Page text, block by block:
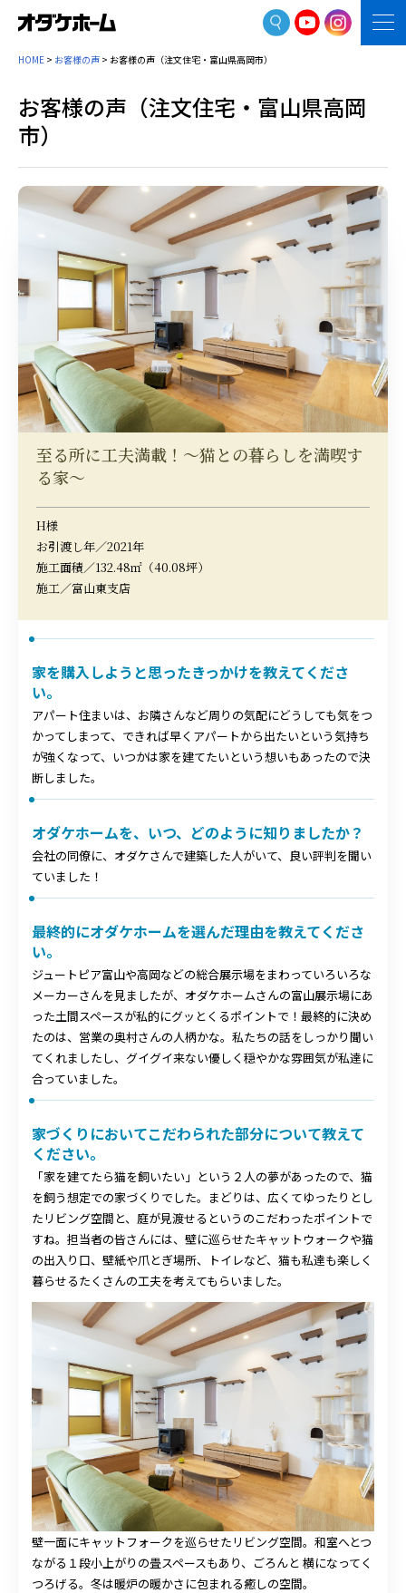
HOME > お客様の声 > お客様の声（注文住宅・富山県高岡市）
お客様の声（注文住宅・富山県高岡
市）
至る所に工夫満載！～猫との暮らしを満喫す
る家～
H様
お引渡し年／2021年
施工面積／132.48㎡（40.08坪）
施工／富山東支店
家を購入しようと思ったきっかけを教えてくださ
い。
アパート住まいは、お隣さんなど周りの気配にどうしても気をつ
かってしまって、できれば早くアパートから出たいという気持ち
が強くなって、いつかは家を建てたいという想いもあったので決
断しました。
オダケホームを、いつ、どのように知りましたか？
会社の同僚に、オダケさんで建築した人がいて、良い評判を聞い
ていました！
最終的にオダケホームを選んだ理由を教えてくださ
い。
ジュートピア富山や高岡などの総合展示場をまわっていろいろな
メーカーさんを見ましたが、オダケホームさんの富山展示場にあ
った土間スペースが私的にグッとくるポイントで！最終的に決め
たのは、営業の奥村さんの人柄かな。私たちの話をしっかり聞い
てくれましたし、グイグイ来ない優しく穏やかな雰囲気が私達に
合っていました。
家づくりにおいてこだわられた部分について教えて
ください。
「家を建てたら猫を飼いたい」という２人の夢があったので、猫
を飼う想定での家づくりでした。まどりは、広くてゆったりとし
たリビング空間と、庭が見渡せるというのこだわったポイントで
すね。担当者の皆さんには、壁に巡らせたキャットウォークや猫
の出入り口、壁紙や爪とぎ場所、トイレなど、猫も私達も楽しく
暮らせるたくさんの工夫を考えてもらいました。
壁一面にキャットフォークを巡らせたリビング空間。和室へとつ
ながる１段小上がりの畳スペースもあり、ごろんと 横になってく
つろげる。冬は暖炉の暖かさに包まれる癒しの空間。